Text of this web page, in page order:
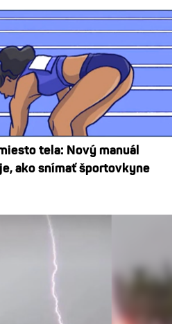
tela: Nový manuál
ako snímať športovkyne